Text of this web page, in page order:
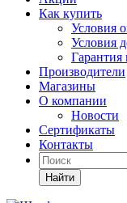
Как купить
Условия
Условия
Гарантия
Производители
Магазины
О компании
Новости
Сертификаты
Контакты
Найти